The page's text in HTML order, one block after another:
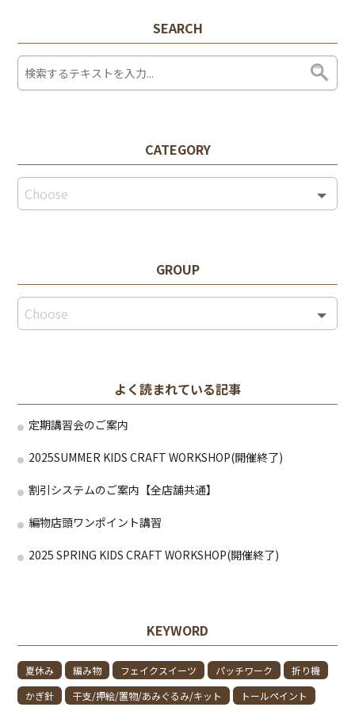
SEARCH
CATEGORY
GROUP
よく読まれている記事
定期講習会のご案内
2025SUMMER KIDS CRAFT WORKSHOP(開催終了)
割引システムのご案内【全店舗共通】
編物店頭ワンポイント講習
2025 SPRING KIDS CRAFT WORKSHOP(開催終了)
KEYWORD
夏休み 編み物 フェイクスイーツ パッチワーク
折り機
かぎ針
干支/押絵/置物/あみぐるみ/キット トールペイント